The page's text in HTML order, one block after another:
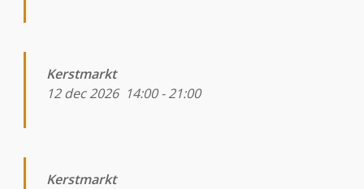
Kerstmarkt
12 dec 2026 14:00-21:00
Kerstmarkt